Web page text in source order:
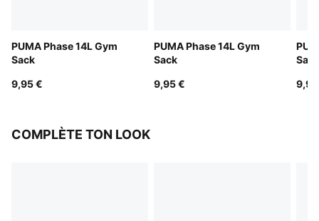
PUMA Phase 14L Gym
Sack
9,95 €
PUMA Phase 14L Gym
Sack
9,95 €
Sack
COMPLÈTE TON LOOK